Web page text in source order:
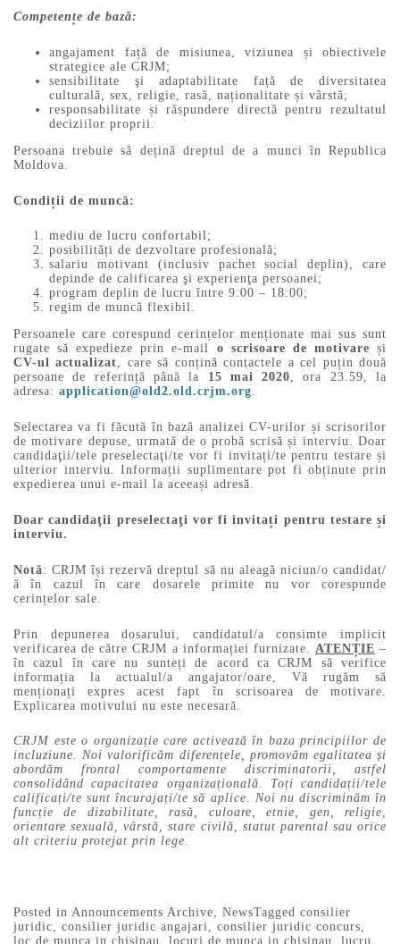
Competențe de bază:
angajament față de misiunea, viziunea și obiectivele
strategice ale CRJM;
sensibilitate şi adaptabilitate față de diversitatea
culturală, sex, religie, rasă, naționalitate și vârstă;
responsabilitate și răspundere directă pentru rezultatul
deciziilor proprii.
Persoana trebuie să dețină dreptul de a munci în Republica
Moldova.
Condiții de muncă:
mediu de lucru confortabil;
posibilități de dezvoltare profesională;
salariu motivant (inclusiv pachet social deplin), care
depinde de calificarea şi experienţa persoanei;
program deplin de lucru între 9:00 – 18:00;
regim de muncă flexibil.
Persoanele care corespund cerințelor menționate mai sus sunt
rugate să expedieze prin e-mail o scrisoare de motivare și
CV-ul actualizat, care să conțină contactele a cel puțin două
persoane de referință până la 15 mai 2020, ora 23.59, la
adresa: application@old2.old.crjm.org.
Selectarea va fi făcută în bază analizei CV-urilor și scrisorilor
de motivare depuse, urmată de o probă scrisă și interviu. Doar
candidaţii/tele preselectaţi/te vor fi invitați/te pentru testare și
ulterior interviu. Informații suplimentare pot fi obținute prin
expedierea unui e-mail la aceeași adresă.
Doar candidaţii preselectaţi vor fi invitați pentru testare și
interviu.
Notă: CRJM își rezervă dreptul să nu aleagă niciun/o candidat/
ă în cazul în care dosarele primite nu vor corespunde
cerințelor sale.
Prin depunerea dosarului, candidatul/a consimte implicit
verificarea de către CRJM a informației furnizate. ATENȚIE –
în cazul în care nu sunteți de acord ca CRJM să verifice
informația la actualul/a angajator/oare, Vă rugăm să
menționați expres acest fapt în scrisoarea de motivare.
Explicarea motivului nu este necesară.
CRJM este o organizație care activează în baza principiilor de
incluziune. Noi valorificăm diferențele, promovăm egalitatea și
abordăm frontal comportamente discriminatorii, astfel
consolidând capacitatea organizațională. Toți candidații/tele
calificați/te sunt încurajați/te să aplice. Noi nu discriminăm în
funcție de dizabilitate, rasă, culoare, etnie, gen, religie,
orientare sexuală, vârstă, stare civilă, statut parental sau orice
alt criteriu protejat prin lege.
Posted in Announcements Archive, NewsTagged consilier
juridic, consilier juridic angajari, consilier juridic concurs,
loc de munca in chisinau
locuri de munca in chisinau lucru